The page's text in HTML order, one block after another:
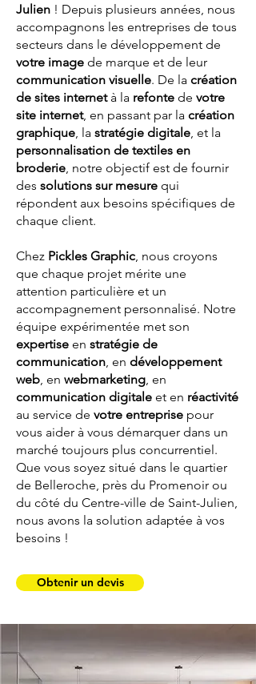
Julien ! Depuis plusieurs années, nous
accompagnons les entreprises de tous
secteurs dans le développement de
votre image de marque et de leur
communication visuelle. De la création
de sites internetà la refonte de votre
site internet, en passant par la création
graphique, la stratégie digitale, et la
personnalisation de textiles en
broderie, notre objectif est de fournir
des solutions sur mesure qui
répondent aux besoins spécifiques de
chaque client.
Chez Pickles Graphic, nous croyons
que chaque projet mérite une
attention particulière et un
accompagnement personnalisé. Notre
équipe expérimentée met son
expertise en stratégie de
communication, en développement
web, en webmarketing, en
communication digitale et en réactivité
au service de votre entreprise pour
vous aider à vous démarquer dans un
marché toujours plus concurrentiel.
Que vous soyez situé dans le quartier
de Belleroche, près du Promenoir ou
du côté du Centre-ville de Saint-Julien,
nous avons la solution adaptée à vos
besoins !
Obtenir un devis